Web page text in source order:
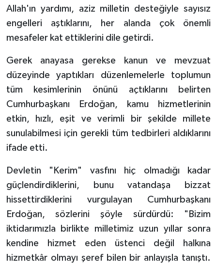
Allah'ın yardımı, aziz milletin desteğiyle sayısız
engelleri aştıklarını, her alanda çok önemli
mesafeler kat ettiklerini dile getirdi.
Gerek anayasa gerekse kanun ve mevzuat
düzeyinde yaptıkları düzenlemelerle toplumun
tüm kesimlerinin önünü açtıklarını belirten
Cumhurbaşkanı Erdoğan, kamu hizmetlerinin
etkin, hızlı, eşit ve verimli bir şekilde millete
sunulabilmesi için gerekli tüm tedbirleri aldıklarını
ifade etti.
Devletin "Kerim" vasfını hiç olmadığı kadar
güçlendirdiklerini, bunu vatandaşa bizzat
hissettirdiklerini vurgulayan Cumhurbaşkanı
Erdoğan, sözlerini şöyle sürdürdü: "Bizim
iktidarımızla birlikte milletimiz uzun yıllar sonra
kendine hizmet eden üstenci değil halkına
hizmetkâr olmayı şeref bilen bir anlayışla tanıştı.